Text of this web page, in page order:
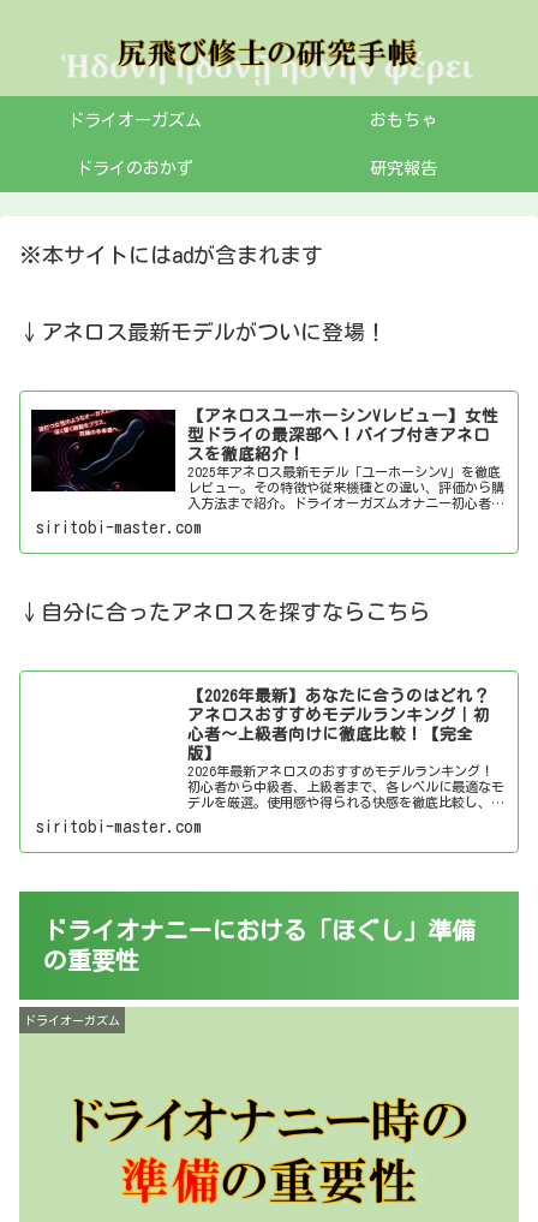
ドライオーガズム おもちゃ
ドライのおかず 研究報告
※本サイトにはadが含まれます
↓アネロス最新モデルがついに登場！
【アネロスユーホーシンVレビュー】女性
型ドライの最深部へ！バイブ付きアネロ
スを徹底紹介！
2025年アネロス最新モデル「ユーホーシンV」を徹底
レビュー。その特徴や従来機種との違い、評価から購
入方法まで紹介。ドライオーガズムオナニー初心者か
siritobi-master.com
↓自分に合ったアネロスを探すならこちら
【2026年最新】あなたに合うのはどれ？
アネロスおすすめモデルランキング｜初
心者～上級者向けに徹底比較！【完全
版】
2026年最新アネロスのおすすめモデルランキング！
初心者から中級者、上級者まで、各レベルに最適なモ
デルを厳選。使用感や得られる快感を徹底比較し、あ
siritobi-master.com
ドライオナニーにおける「ほぐし」準備
の重要性
ドライオーガズム